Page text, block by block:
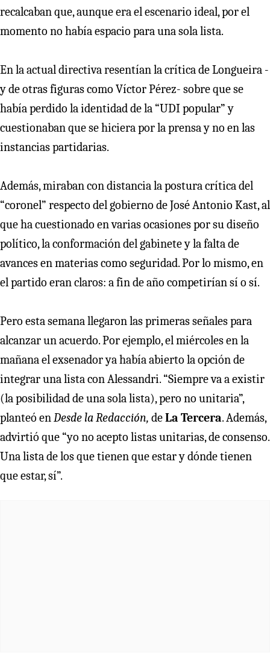
recalcaban que, aunque era el escenario ideal, por el
momento no había espacio para una sola lista.
En la actual directiva resentían la crítica de Longueira -
y de otras figuras como Víctor Pérez- sobre que se
había perdido la identidad de la “UDI popular” y
cuestionaban que se hiciera por la prensa y no en las
instancias partidarias.
Además, miraban con distancia la postura crítica del
“coronel” respecto del gobierno de José Antonio Kast, al
que ha cuestionado en varias ocasiones por su diseño
político, la conformación del gabinete y la falta de
avances en materias como seguridad. Por lo mismo, en
el partido eran claros: a fin de año competirían sí o sí.
Pero esta semana llegaron las primeras señales para
alcanzar un acuerdo. Por ejemplo, el miércoles en la
mañana el exsenador ya había abierto la opción de
integrar una lista con Alessandri. “Siempre va a existir
(la posibilidad de una sola lista), pero no unitaria”,
planteó enDesde la Redacción, deLa Tercera. Además,
advirtió que “yo no acepto listas unitarias, de consenso.
Una lista de los que tienen que estar y dónde tienen
que estar, sí”.